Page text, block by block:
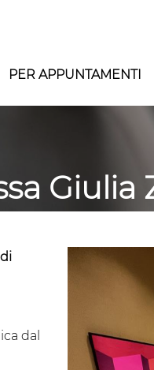
PER APPUNTAMENTI
Giulia
dal